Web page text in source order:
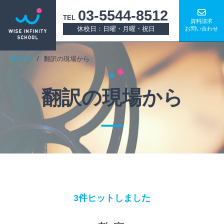
TEL 03-5544-8512
休校日：日曜・月曜・祝日
資料請求
お問い合わせ
ホーム 翻訳の現場から
翻訳の現場から
3件ヒットしました